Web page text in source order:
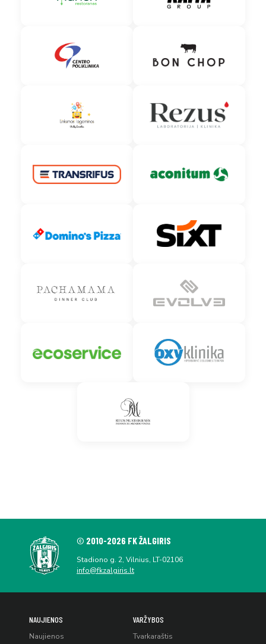
© 2010-2026 FK ŽALGIRIS
Stadiono g. 2, Vilnius, LT-02106
info@fkzalgiris.lt
NAUJIENOS
Naujienos
VARŽYBOS
Tvarkaraštis